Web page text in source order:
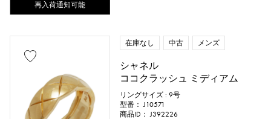
再入荷通知可能
在庫なし 中古 メンズ
シャネル
ココクラッシュ ミディアム
リングサイズ : 9号
型番： J10571
商品ID： J392226